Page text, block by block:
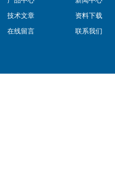
技术文章
资料下载
在线留言
联系我们